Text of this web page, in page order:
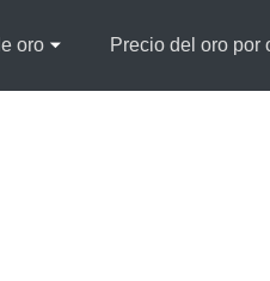
oro Precio del oro por